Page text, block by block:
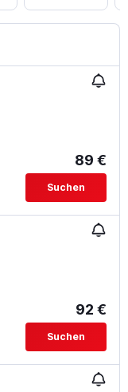
89 €
Suchen
92 €
Suchen